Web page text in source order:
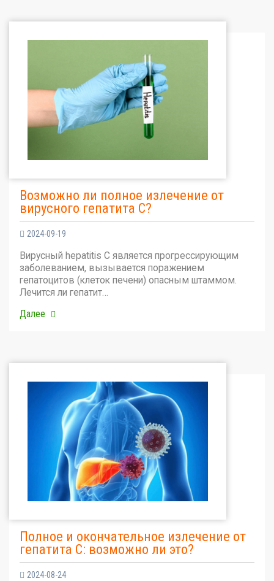
Возможно ли полное излечение от
вирусного гепатита С?
2024-09-19
Вирусный hepatitis C является прогрессирующим
заболеванием, вызывается поражением
гепатоцитов (клеток печени) опасным штаммом.
Лечится ли гепатит…
Далее
Полное и окончательное излечение от
гепатита С: возможно ли это?
2024-08-24